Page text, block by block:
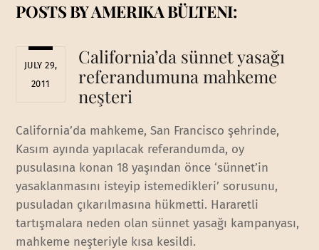
POSTS BY AMERIKA BÜLTENI:
JULY 29,
2011
California’da sünnet yasağı
referandumuna mahkeme
neşteri
California’da mahkeme, San Francisco şehrinde,
Kasım ayında yapılacak referandumda, oy
pusulasına konan 18 yaşından önce ‘sünnet’in
yasaklanmasını isteyip istemedikleri’ sorusunu,
pusuladan çıkarılmasına hükmetti. Hararetli
tartışmalara neden olan sünnet yasağı kampanyası,
mahkeme neşteriyle kısa kesildi.